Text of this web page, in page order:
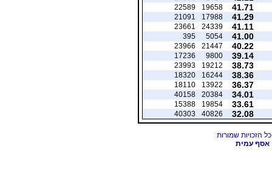
41.71
19658
22589
41.29
17988
21091
41.11
24339
23661
41.00
5054
395
40.22
21447
23966
39.14
9800
17236
38.73
19212
23993
38.36
16244
18320
36.37
13922
18110
34.01
20384
40158
33.61
19854
15388
32.08
40826
40303
אסף עמית